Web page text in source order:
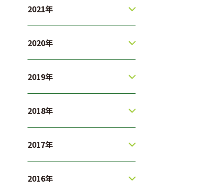
2021年
2020年
2019年
2018年
2017年
2016年